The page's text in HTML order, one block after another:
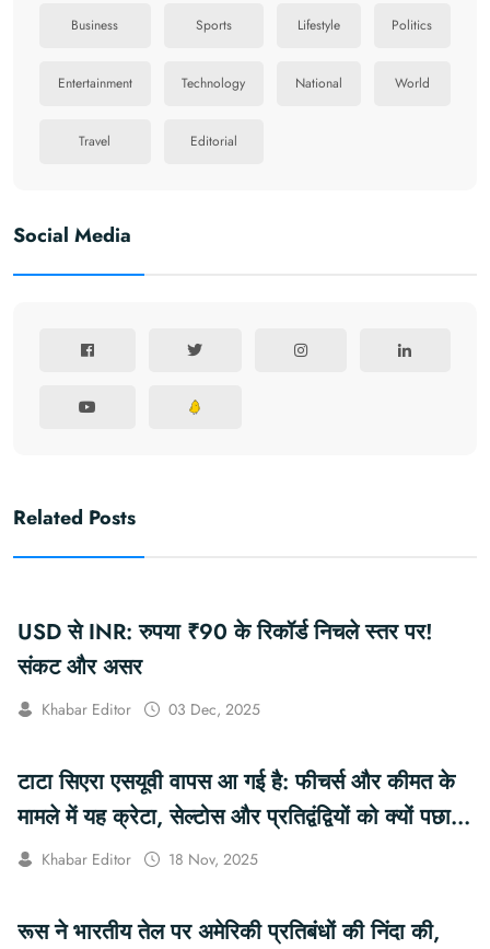
Business Sports Lifestyle Politics
Entertainment Technology National World
Travel Editorial
Social Media
Related Posts
USD से INR: रुपया ₹90 के रिकॉर्ड निचले स्तर पर!
संकट और असर
Khabar Editor 03 Dec, 2025
टाटा सिएरा एसयूवी वापस आ गई है: फीचर्स और कीमत के
मामले में यह क्रेटा, सेल्टोस और प्रतिद्वंद्वियों को क्यों पछाड़
रही है?
Khabar Editor 18 Nov, 2025
रूस ने भारतीय तेल पर अमेरिकी प्रतिबंधों की निंदा की,